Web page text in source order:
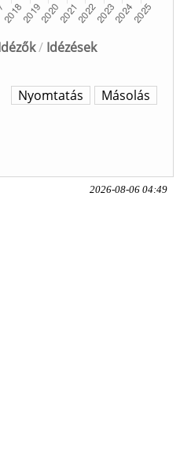
/ Idézések
Másolás
Nyomtatás
2026-08-06 04:49